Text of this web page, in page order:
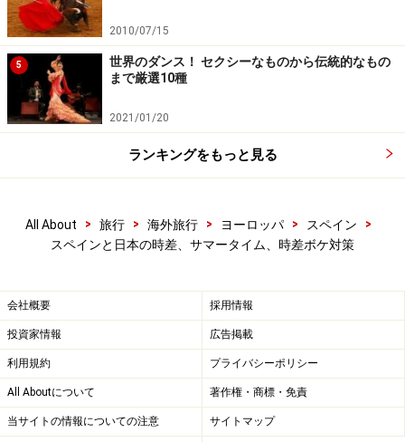
2010/07/15
5
世界のダンス！ セクシーなものから伝統的なもの
まで厳選10種
2021/01/20
ランキングをもっと見る
All About > 旅行 > 海外旅行 > ヨーロッパ > スペイン
>
スペインと日本の時差、サマータイム、時差ボケ対策
会社概要 採用情報
投資家情報 広告掲載
利用規約 プライバシーポリシー
All Aboutについて 著作権・商標・免責
当サイトの情報についての注意 サイトマップ